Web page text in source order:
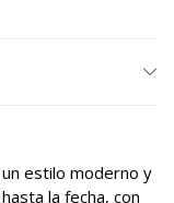
estilo moderno y
la fecha, con